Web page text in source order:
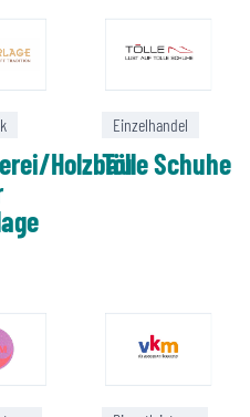
Holzbau
Einzelhandel
Tölle Schuhe